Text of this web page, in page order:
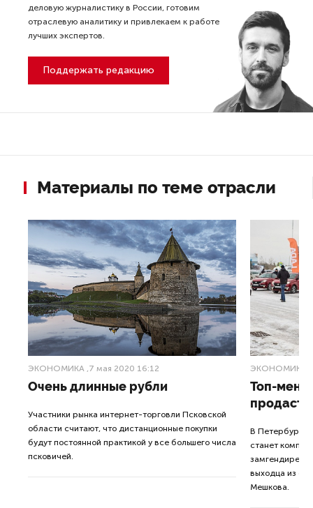
деловую журналистику в России, готовим
отраслевую аналитику и привлекаем к работе
лучших экспертов.
Поддержать редакцию
Материалы по теме отрасли
ЭКОНОМИКА ,7 мая 2020 16:12
Очень длинные рубли
Участники рынка интернет-торговли Псковской
области считают, что дистанционные покупки
будут постоянной практикой у все большего числа
псковичей.
ЭКОНОМИКА
Топ-
продаст
В Петербурге
станет
выходца из
Мешкова.